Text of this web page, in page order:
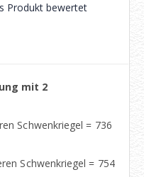
Produkt bewertet
mit 2
Schwenkriegel = 736
Schwenkriegel = 754